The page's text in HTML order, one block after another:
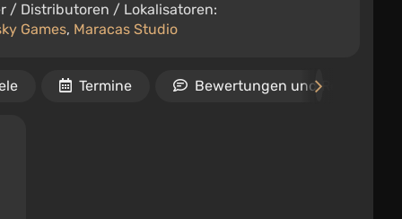
/ Distributoren / Lokalisatoren:
Games, Maracas Studio
Termine Bewertungen und